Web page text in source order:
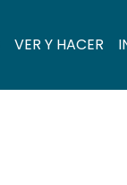
VER Y HACER